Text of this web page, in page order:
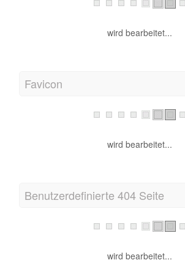
wird bearbeitet...
Favicon
wird bearbeitet...
Benutzerdefinierte 404 Seite
wird bearbeitet...